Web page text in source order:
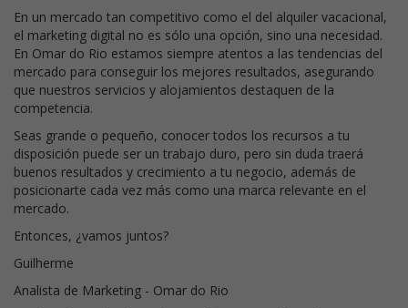
En un mercado tan competitivo como el del alquiler vacacional,
el marketing digital no es sólo una opción, sino una necesidad.
En Omar do Rio estamos siempre atentos a las tendencias del
mercado para conseguir los mejores resultados, asegurando
que nuestros servicios y alojamientos destaquen de la
competencia.
Seas grande o pequeño, conocer todos los recursos a tu
disposición puede ser un trabajo duro, pero sin duda traerá
buenos resultados y crecimiento a tu negocio, además de
posicionarte cada vez más como una marca relevante en el
mercado.
Entonces, ¿vamos juntos?
Guilherme
Analista de Marketing - Omar do Rio